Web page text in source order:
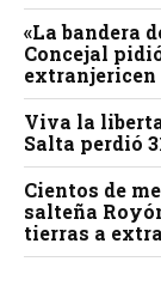
«La bandera
Concejal
extranjericen
Viva la
Salta perdió
Cientos de
salteña
tierras a